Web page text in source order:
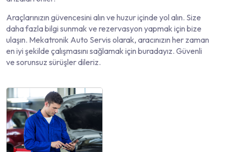
Araçlarınızın güvencesini alın ve huzur içinde yol alın. Size
daha fazla bilgi sunmak ve rezervasyon yapmak için bize
ulaşın. Mekatronik Auto Servis olarak, aracınızın her zaman
en iyi şekilde çalışmasını sağlamak için buradayız. Güvenli
ve sorunsuz sürüşler dileriz.